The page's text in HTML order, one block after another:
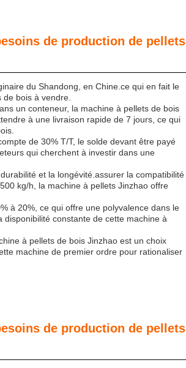
de production de pellets
du Shandong, en Chine.ce qui en fait le
bois à vendre.
un conteneur, la machine à pellets de bois
à une livraison rapide de 7 jours, ce qui
de 30% T/T, le solde devant être payé
qui cherchent à investir dans une
et la longévité.assurer la compatibilité
kg/h, la machine à pellets Jinzhao offre
à 20%, ce qui offre une polyvalence dans le
constante de cette machine à
à pellets de bois Jinzhao est un choix
machine de premier ordre pour rationaliser
de production de pellets